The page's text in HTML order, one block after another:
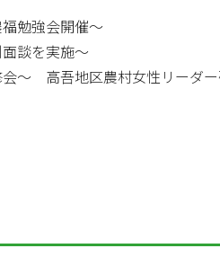
勉強会開催～
談を実施～
～ 高吾地区農村女性リーダ